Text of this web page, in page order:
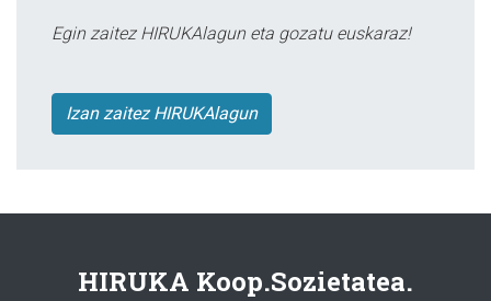
Egin zaitez HIRUKAlagun eta gozatu euskaraz!
Izan zaitez HIRUKAlagun
HIRUKA Koop.Sozietatea.